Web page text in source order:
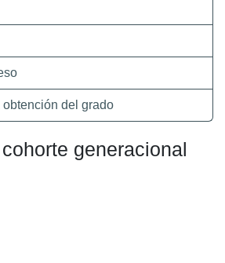
del grado
generacional